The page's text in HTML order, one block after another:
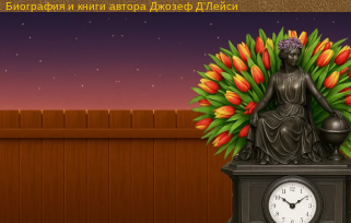
Биография и книги автора Джозеф Д'Лейси